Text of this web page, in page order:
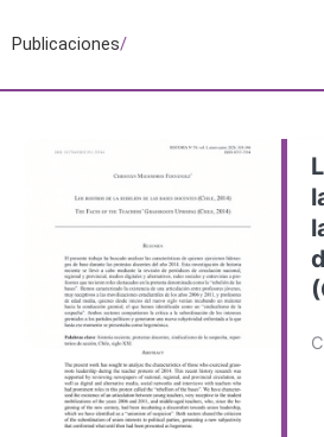
Publicaciones/